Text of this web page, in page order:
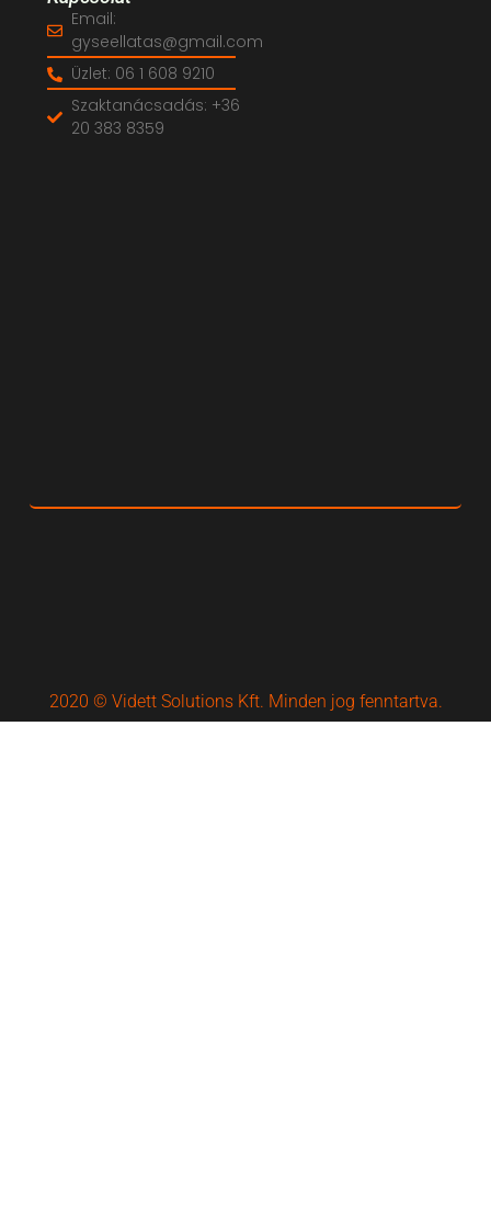
Email:
gyseellatas@gmail.com
Üzlet: 06 1 608 9210
Szaktanácsadás: +36
20 383 8359
2020 © Vidett Solutions Kft. Minden jog fenntartva.